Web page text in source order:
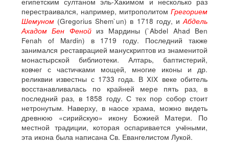
египетским султаном эль-Хакимом и несколько раз
перестраивался, например, митрополитом Грегорием
Шемуном (Gregorius Shem`un) в 1718 году, иАбдель
Ахадом Бен Феной из Мардины (`Abdel Ahad Ben
Fenah of Mardin) в 1719 году. Последний также
занимался реставрацией манускриптов из знаменитой
монастырской библиотеки. Алтарь, баптистерий,
ковчег с частичками мощей, многие иконы и др.
реликвии известны с 1733 года. В XIX веке обитель
восстанавливалась по крайней мере пять раз, в
последний раз, в 1858 году. С тех пор собор стоит
нетронутым. Наверху, в наосе храма, можно видеть
древнюю «сирийскую» икону Божией Матери. По
местной традиции, которая оспаривается учёными,
эта икона была написана Св. Евангелистом Лукой.